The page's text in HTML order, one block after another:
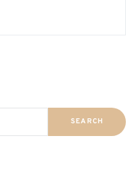
SEARCH